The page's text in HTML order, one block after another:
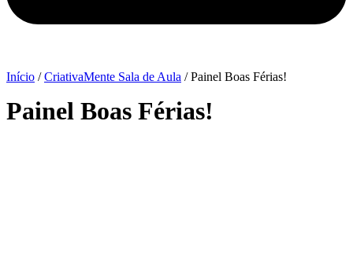
Início /CriativaMente Sala de Aula / Painel Boas Férias!
Painel Boas Férias!